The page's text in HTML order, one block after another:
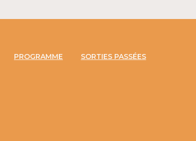
PROGRAMME SORTIES PASSÉES